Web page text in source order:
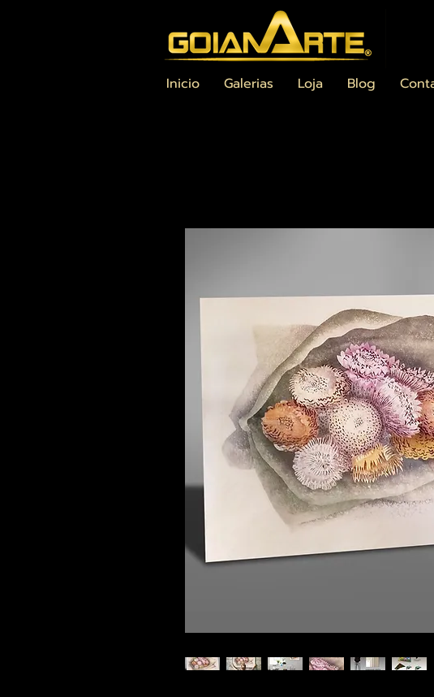
Inicio Galerias Loja Blog